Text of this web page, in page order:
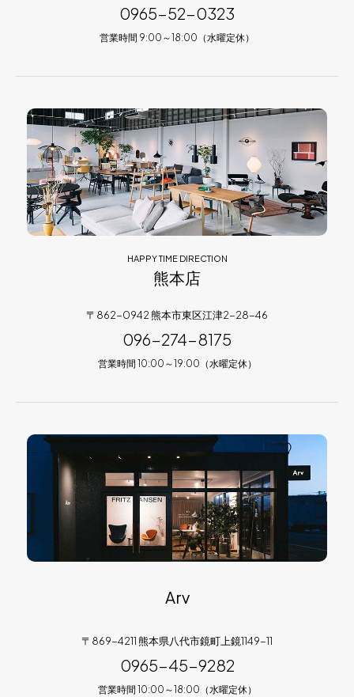
0965-52-0323
営業時間 9:00～18:00（水曜定休）
HAPPY TIME DIRECTION
熊本店
〒862-0942 熊本市東区江津2-28-46
096-274-8175
営業時間 10:00～19:00（水曜定休）
Arv
〒869-4211 熊本県八代市鏡町上鏡1149-11
0965-45-9282
営業時間 10:00～18:00（水曜定休）